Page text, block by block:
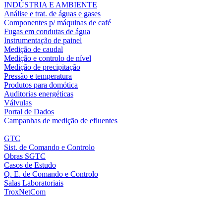
INDÚSTRIA E AMBIENTE
Análise e trat. de águas e gases
Componentes p/ máquinas de café
Fugas em condutas de água
Instrumentação de painel
Medição de caudal
Medição e controlo de nível
Medição de precipitação
Pressão e temperatura
Produtos para domótica
Auditorias energéticas
Válvulas
Portal de Dados
Campanhas de medição de efluentes
GTC
Sist. de Comando e Controlo
Obras SGTC
Casos de Estudo
Q. E. de Comando e Controlo
Salas Laboratoriais
TroxNetCom